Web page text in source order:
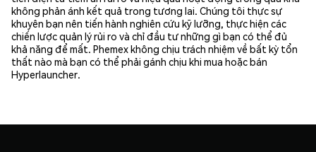
không phản ánh kết quả trong tương lai. Chúng tôi thực sự
khuyên bạn nên tiến hành nghiên cứu kỹ lưỡng, thực hiện các
chiến lược quản lý rủi ro và chỉ đầu tư những gì bạn có thể đủ
khả năng để mất. Phemex không chịu trách nhiệm về bất kỳ tổn
thất nào mà bạn có thể phải gánh chịu khi mua hoặc bán
Hyperlauncher.